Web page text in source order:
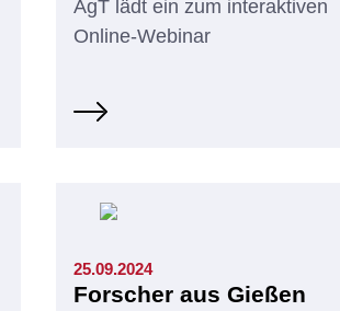
ÄgT lädt ein zum interaktiven
Online-Webinar
25.09.2024
Forscher aus Gießen